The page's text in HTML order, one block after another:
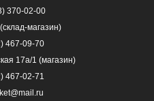
370-02-00
магазин)
467-09-70
17а/1 (магазин)
467-02-71